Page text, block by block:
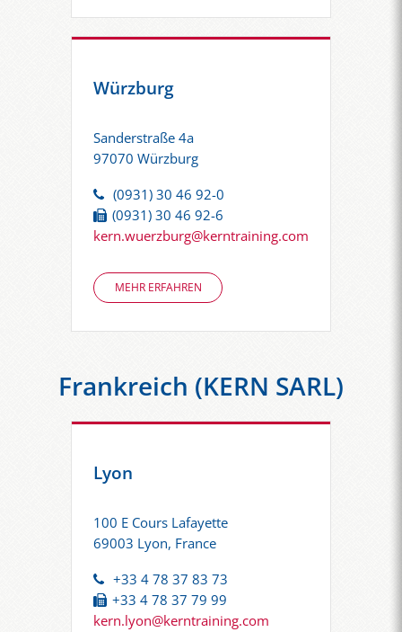
Würzburg
Sanderstraße 4a
97070 Würzburg
(0931) 30 46 92-0
(0931) 30 46 92-6
kern.wuerzburg@kerntraining.com
MEHR ERFAHREN
Frankreich (KERN SARL)
Lyon
100 E Cours Lafayette
69003 Lyon, France
+33 4 78 37 83 73
+33 4 78 37 79 99
kern.lyon@kerntraining.com